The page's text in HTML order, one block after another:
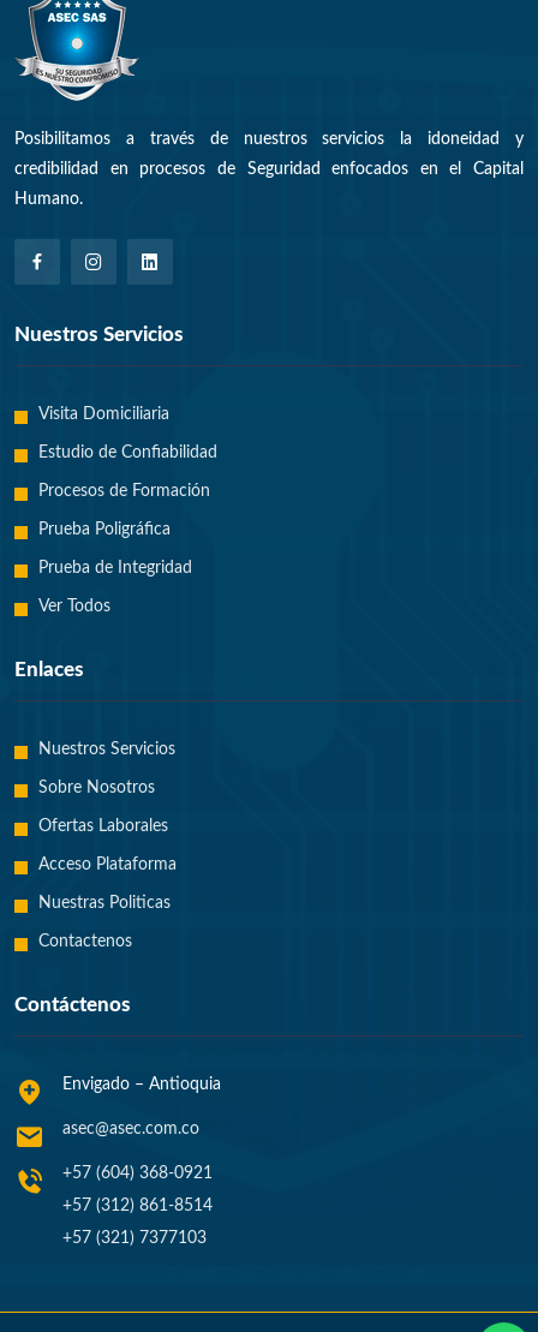
Posibilitamos a través de nuestros servicios la idoneidad y
credibilidad en procesos de Seguridad enfocados en el Capital
Humano.
Nuestros Servicios
Visita Domiciliaria
Estudio de Confiabilidad
Procesos de Formación
Prueba Poligráfica
Prueba de Integridad
Ver Todos
Enlaces
Nuestros Servicios
Sobre Nosotros
Ofertas Laborales
Acceso Plataforma
Nuestras Politicas
Contactenos
Contáctenos
Envigado – Antioquia
asec@asec.com.co
+57 (604) 368-0921
+57 (312) 861-8514
+57 (321) 7377103